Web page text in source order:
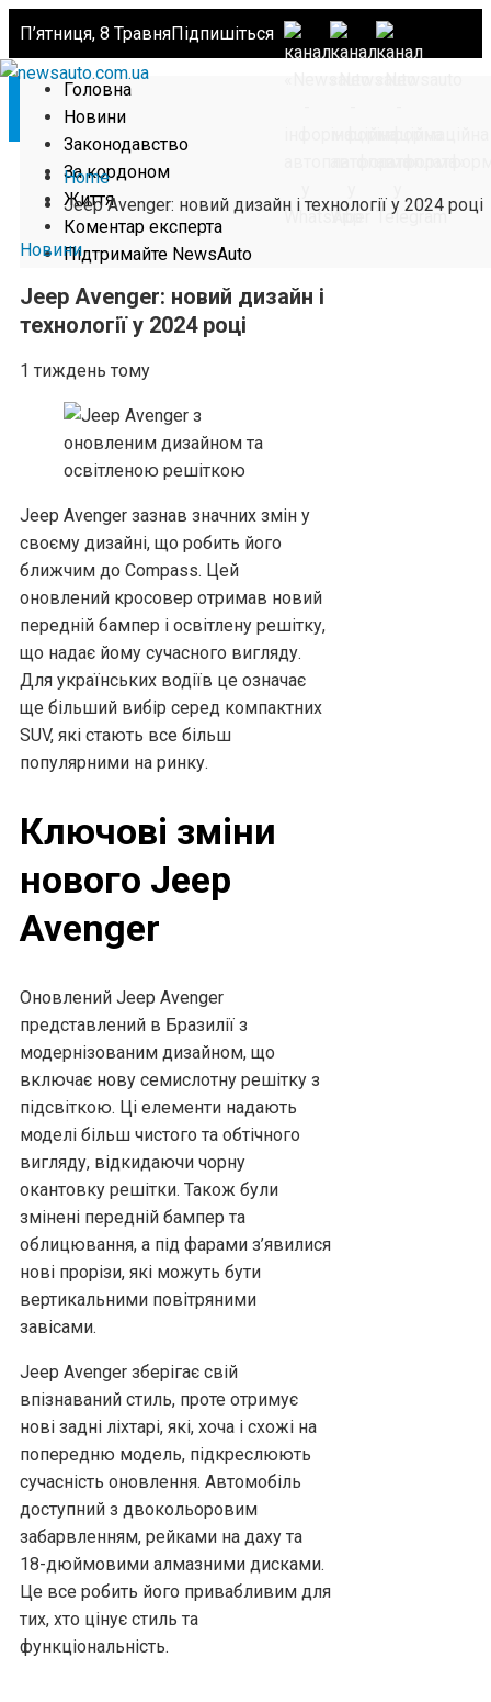
П’ятниця, 8 ТравняПідпишіться
Головна
Новини
Законодавство
За кордоном
Життя
Коментар експерта
Підтримайте NewsAuto
Home
Jeep Avenger: новий дизайн і технології у 2024 році
Новини
Jeep Avenger: новий дизайн і
технології у 2024 році
1 тиждень тому
Jeep Avenger зазнав значних змін у
своєму дизайні, що робить його
ближчим до Compass. Цей
оновлений кросовер отримав новий
передній бампер і освітлену решітку,
що надає йому сучасного вигляду.
Для українських водіїв це означає
ще більший вибір серед компактних
SUV, які стають все більш
популярними на ринку.
Ключові зміни
нового Jeep
Avenger
Оновлений Jeep Avenger
представлений в Бразилії з
модернізованим дизайном, що
включає нову семислотну решітку з
підсвіткою. Ці елементи надають
моделі більш чистого та обтічного
вигляду, відкидаючи чорну
окантовку решітки. Також були
змінені передній бампер та
облицювання, а під фарами з’явилися
нові прорізи, які можуть бути
вертикальними повітряними
завісами.
Jeep Avenger зберігає свій
впізнаваний стиль, проте отримує
нові задні ліхтарі, які, хоча і схожі на
попередню модель, підкреслюють
сучасність оновлення. Автомобіль
доступний з двокольоровим
забарвленням, рейками на даху та
18-дюймовими алмазними дисками.
Це все робить його привабливим для
тих, хто цінує стиль та
функціональність.